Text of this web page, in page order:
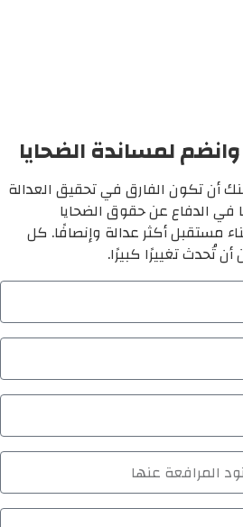
وانضم لمساندة الضحايا
أن تكون الفارق في تحقيق العدالة
في الدفاع عن حقوق الضحايا
مستقبل أكثر عدالة وإنصافًا. كل
تُحدث تغييرًا كبيرًا.